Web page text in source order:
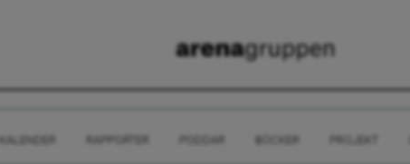
KALENDER RAPPORTER BÖCKER PROJEKT